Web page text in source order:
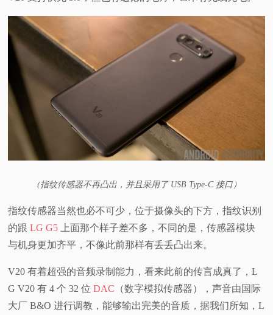
（指纹传感器不再凸出，并且采用了 USB Type-C 接口）
指纹传感器当然也必不可少，位于摄像头的下方，指纹识别
的跟LG G5 上面那个样子差不多，不同的是，传感器模块
与机身更加齐平，不像此前那样有丢丢凸出来。
V20 有着超强的音频录制能力，看来此前的传言成真了，L
G V20 有 4 个 32 位DAC （数字模拟传感器），声音由国际
大厂 B&O 进行调教，能够输出完美的音质，据我们所知，L